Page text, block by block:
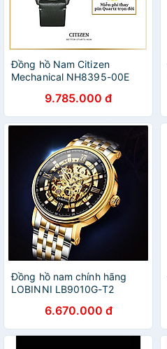
Đồng hồ Nam Citizen
Mechanical NH8395-00E
9.785.000 đ
Đồng hồ nam chính hãng
LOBINNI LB9010G-T2
6.670.000 đ